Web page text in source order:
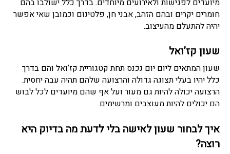
חומרים יקרים ובהם הזהב, אבני חן, פלטינום וכמובן שאי אפשר
יהיה להתעלם מהעיצוב.
שעון קז’ואל
שעון המתאים ליום יום נכנס תחת קטגוריית קז’ואל והם בדרך
כלל יהיו בעלי תצוגה גדולה והרצועה שלהם תהיה עבה יחסית.
הרצועה יכולה להיות גם מעור ועל אף שהם מיועדים לכל לבוש
הם יכולים להיות מעוצבים ומרשימים.
איך לבחור שעון לאישה בלי לדעת מה בדיוק היא
רוצה?